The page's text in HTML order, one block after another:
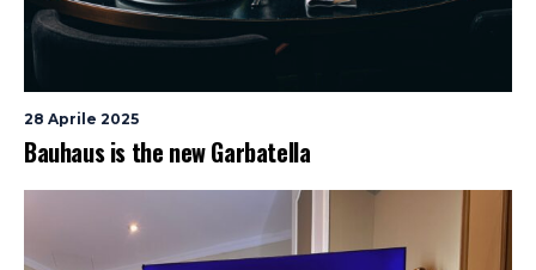
28 Aprile 2025
Bauhaus is the new Garbatella